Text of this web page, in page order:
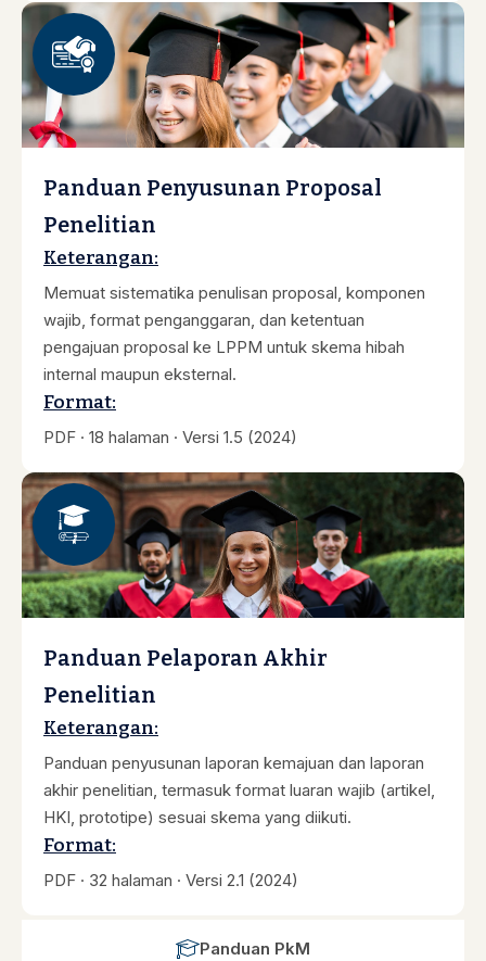
Panduan PkM
Panduan Penyusunan Proposal
Penelitian
Keterangan:
Memuat sistematika penulisan proposal, komponen
wajib, format penganggaran, dan ketentuan
pengajuan proposal ke LPPM untuk skema hibah
internal maupun eksternal.
Format:
PDF · 18 halaman · Versi 1.5 (2024)
Panduan Pelaporan Akhir
Penelitian
Keterangan:
Panduan penyusunan laporan kemajuan dan laporan
akhir penelitian, termasuk format luaran wajib (artikel,
HKI, prototipe) sesuai skema yang diikuti.
Format:
PDF · 32 halaman · Versi 2.1 (2024)